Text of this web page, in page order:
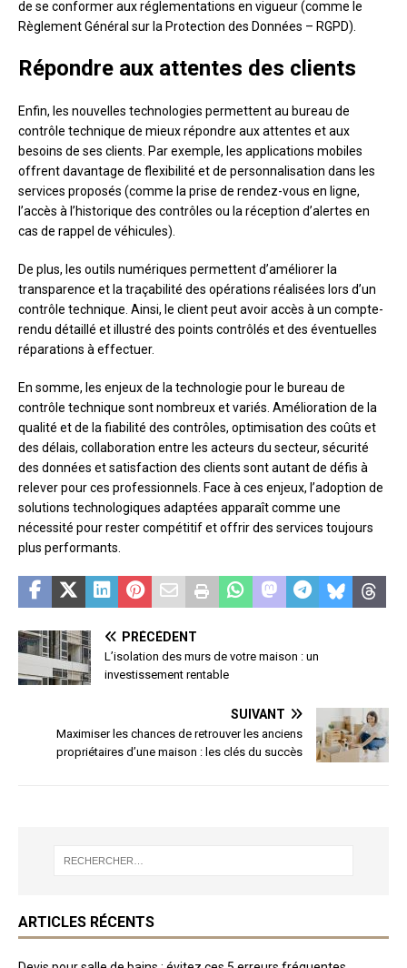
de se conformer aux réglementations en vigueur (comme le
Règlement Général sur la Protection des Données – RGPD).
Répondre aux attentes des clients
Enfin, les nouvelles technologies permettent au bureau de
contrôle technique de mieux répondre aux attentes et aux
besoins de ses clients. Par exemple, les applications mobiles
offrent davantage de flexibilité et de personnalisation dans les
services proposés (comme la prise de rendez-vous en ligne,
l’accès à l’historique des contrôles ou la réception d’alertes en
cas de rappel de véhicules).
De plus, les outils numériques permettent d’améliorer la
transparence et la traçabilité des opérations réalisées lors d’un
contrôle technique. Ainsi, le client peut avoir accès à un compte-
rendu détaillé et illustré des points contrôlés et des éventuelles
réparations à effectuer.
En somme, les enjeux de la technologie pour le bureau de
contrôle technique sont nombreux et variés. Amélioration de la
qualité et de la fiabilité des contrôles, optimisation des coûts et
des délais, collaboration entre les acteurs du secteur, sécurité
des données et satisfaction des clients sont autant de défis à
relever pour ces professionnels. Face à ces enjeux, l’adoption de
solutions technologiques adaptées apparaît comme une
nécessité pour rester compétitif et offrir des services toujours
plus performants.
PRÉCÉDENT
L’isolation des murs de votre maison : un
investissement rentable
SUIVANT
Maximiser les chances de retrouver les anciens
propriétaires d’une maison : les clés du succès
ARTICLES RÉCENTS